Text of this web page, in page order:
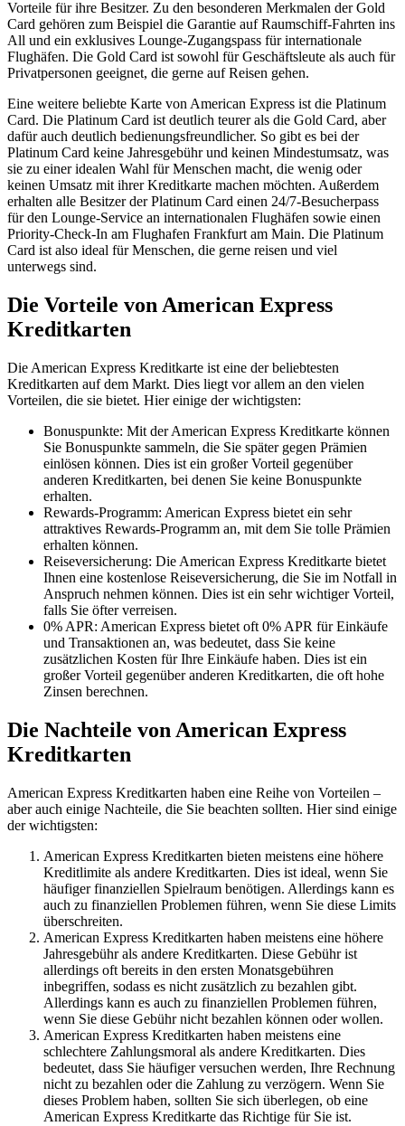
Vorteile für ihre Besitzer. Zu den besonderen Merkmalen der Gold
Card gehören zum Beispiel die Garantie auf Raumschiff-Fahrten ins
All und ein exklusives Lounge-Zugangspass für internationale
Flughäfen. Die Gold Card ist sowohl für Geschäftsleute als auch für
Privatpersonen geeignet, die gerne auf Reisen gehen.
Eine weitere beliebte Karte von American Express ist die Platinum
Card. Die Platinum Card ist deutlich teurer als die Gold Card, aber
dafür auch deutlich bedienungsfreundlicher. So gibt es bei der
Platinum Card keine Jahresgebühr und keinen Mindestumsatz, was
sie zu einer idealen Wahl für Menschen macht, die wenig oder
keinen Umsatz mit ihrer Kreditkarte machen möchten. Außerdem
erhalten alle Besitzer der Platinum Card einen 24/7-Besucherpass
für den Lounge-Service an internationalen Flughäfen sowie einen
Priority-Check-In am Flughafen Frankfurt am Main. Die Platinum
Card ist also ideal für Menschen, die gerne reisen und viel
unterwegs sind.
Die Vorteile von American Express
Kreditkarten
Die American Express Kreditkarte ist eine der beliebtesten
Kreditkarten auf dem Markt. Dies liegt vor allem an den vielen
Vorteilen, die sie bietet. Hier einige der wichtigsten:
Bonuspunkte: Mit der American Express Kreditkarte können
Sie Bonuspunkte sammeln, die Sie später gegen Prämien
einlösen können. Dies ist ein großer Vorteil gegenüber
anderen Kreditkarten, bei denen Sie keine Bonuspunkte
erhalten.
Rewards-Programm: American Express bietet ein sehr
attraktives Rewards-Programm an, mit dem Sie tolle Prämien
erhalten können.
Reiseversicherung: Die American Express Kreditkarte bietet
Ihnen eine kostenlose Reiseversicherung, die Sie im Notfall in
Anspruch nehmen können. Dies ist ein sehr wichtiger Vorteil,
falls Sie öfter verreisen.
0% APR: American Express bietet oft 0% APR für Einkäufe
und Transaktionen an, was bedeutet, dass Sie keine
zusätzlichen Kosten für Ihre Einkäufe haben. Dies ist ein
großer Vorteil gegenüber anderen Kreditkarten, die oft hohe
Zinsen berechnen.
Die Nachteile von American Express
Kreditkarten
American Express Kreditkarten haben eine Reihe von Vorteilen –
aber auch einige Nachteile, die Sie beachten sollten. Hier sind einige
der wichtigsten:
American Express Kreditkarten bieten meistens eine höhere
Kreditlimite als andere Kreditkarten. Dies ist ideal, wenn Sie
häufiger finanziellen Spielraum benötigen. Allerdings kann es
auch zu finanziellen Problemen führen, wenn Sie diese Limits
überschreiten.
American Express Kreditkarten haben meistens eine höhere
Jahresgebühr als andere Kreditkarten. Diese Gebühr ist
allerdings oft bereits in den ersten Monatsgebühren
inbegriffen, sodass es nicht zusätzlich zu bezahlen gibt.
Allerdings kann es auch zu finanziellen Problemen führen,
wenn Sie diese Gebühr nicht bezahlen können oder wollen.
American Express Kreditkarten haben meistens eine
schlechtere Zahlungsmoral als andere Kreditkarten. Dies
bedeutet, dass Sie häufiger versuchen werden, Ihre Rechnung
nicht zu bezahlen oder die Zahlung zu verzögern. Wenn Sie
dieses Problem haben, sollten Sie sich überlegen, ob eine
American Express Kreditkarte das Richtige für Sie ist.